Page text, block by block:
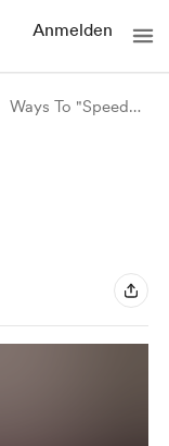
Anmelden
Ways To "Speed up" metabolism